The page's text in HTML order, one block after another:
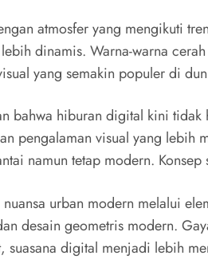
atmosfer yang mengikuti
dinamis. Warna-warna
yang semakin populer di
bahwa hiburan digital kini tidak
pengalaman visual yang lebih
namun tetap modern.
urban modern melalui
desain geometris modern.
suasana digital menjadi lebih